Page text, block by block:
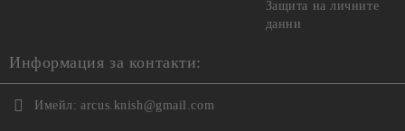
Защита на личните
данни
Информация за контакти:
Имейл: arcus.knish@gmail.com